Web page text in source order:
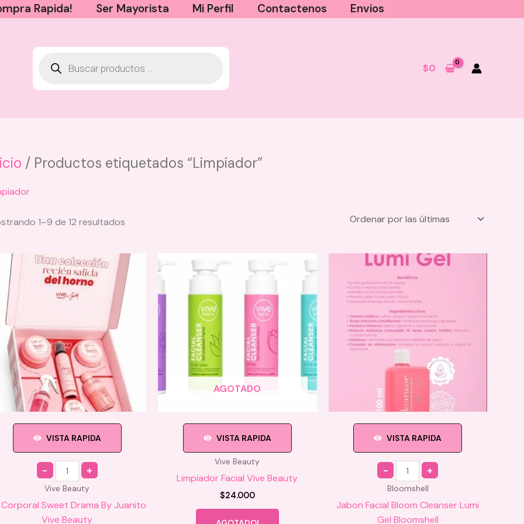
Rapida! Ser Mayorista Mi Perfil Contactenos Envios
$0
/ Productos etiquetados “Limpiador”
1–9 de 12 resultados
VISTA RAPIDA
Quantity
Vive Beauty
Sweet Drama By Juanito
Vive Beauty
AGOTADO
VISTA RAPIDA
Vive Beauty
Limpiador Facial Vive Beauty
$24.000
Este
VISTA RAPIDA
Quantity
Bloomshell
Jabon Facial Bloom Cleanser Lumi
Gel Bloomshell